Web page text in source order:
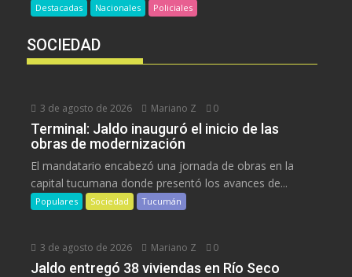
Destacadas Nacionales Policiales
SOCIEDAD
3 de agosto de 2026 Mariano Z 0
Terminal: Jaldo inauguró el inicio de las
obras de modernización
El mandatario encabezó una jornada de obras en la
capital tucumana donde presentó los avances de...
Populares Sociedad Tucumán
3 de agosto de 2026 Mariano Z 0
Jaldo entregó 38 viviendas en Río Seco